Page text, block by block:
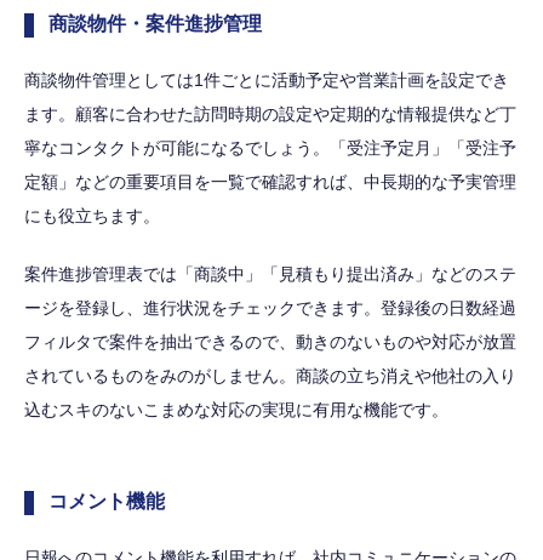
商談物件・案件進捗管理
商談物件管理としては1件ごとに活動予定や営業計画を設定でき
ます。顧客に合わせた訪問時期の設定や定期的な情報提供など丁
寧なコンタクトが可能になるでしょう。「受注予定月」「受注予
定額」などの重要項目を一覧で確認すれば、中長期的な予実管理
にも役立ちます。
案件進捗管理表では「商談中」「見積もり提出済み」などのステ
ージを登録し、進行状況をチェックできます。登録後の日数経過
フィルタで案件を抽出できるので、動きのないものや対応が放置
されているものをみのがしません。商談の立ち消えや他社の入り
込むスキのないこまめな対応の実現に有用な機能です。
コメント機能